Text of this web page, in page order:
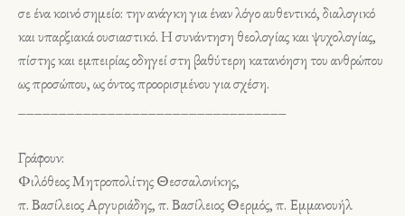
σε ένα κοινό ση­μείο: την ανάγκη για έναν λόγο αυθεντικό, διαλογικό
και υπαρξιακά ουσιαστικό. Η συνά­ντηση θεολογίας και ψυχολογίας,
πίστης και εμπειρίας οδηγεί στη βαθύτερη κατανόηση του ανθρώπου
ως προσώπου, ως όντος προορισμένου για σχέση.
Γράφουν:
Φιλόθεος Μητροπολίτης Θεσσαλονίκης,
π. Βασίλειος Αργυριάδης, π. Βασίλειος Θερμός, π. Εμμανουήλ